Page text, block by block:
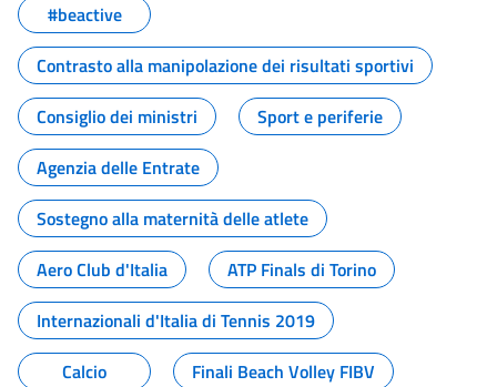
#beactive
Contrasto alla manipolazione dei risultati sportivi
Consiglio dei ministri
Sport e periferie
Agenzia delle Entrate
Sostegno alla maternità delle atlete
Aero Club d'Italia
ATP Finals di Torino
Internazionali d'Italia di Tennis 2019
Calcio
Finali Beach Volley FIBV